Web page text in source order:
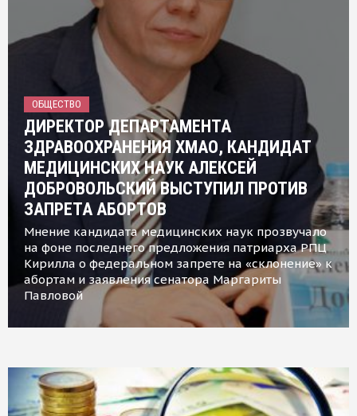
ОБЩЕСТВО
ДИРЕКТОР ДЕПАРТАМЕНТА
ЗДРАВООХРАНЕНИЯ ХМАО, КАНДИДАТ
МЕДИЦИНСКИХ НАУК АЛЕКСЕЙ
ДОБРОВОЛЬСКИЙ ВЫСТУПИЛ ПРОТИВ
ЗАПРЕТА АБОРТОВ
Мнение кандидата медицинских наук прозвучало
на фоне последнего предложения патриарха РПЦ
Кирилла о федеральном запрете на «склонение» к
абортам и заявления сенатора Маргариты
Павловой